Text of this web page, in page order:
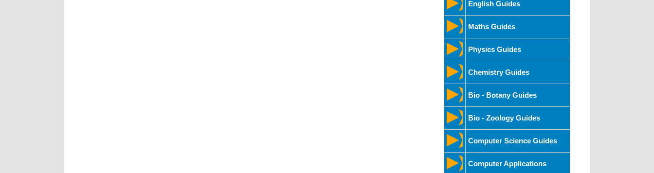
English Guides
Maths Guides
Physics Guides
Chemistry Guides
Bio - Botany Guides
Bio - Zoology Guides
Computer Science Guides
Computer Applications